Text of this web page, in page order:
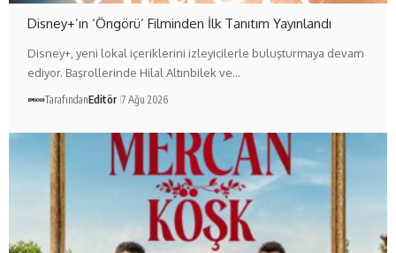
Disney+’ın ‘Öngörü’ Filminden İlk Tanıtım Yayınlandı
Disney+, yeni lokal içeriklerini izleyicilerle buluşturmaya devam
ediyor. Başrollerinde Hilal Altınbilek ve…
TarafındanEditör 7 Ağu 2026